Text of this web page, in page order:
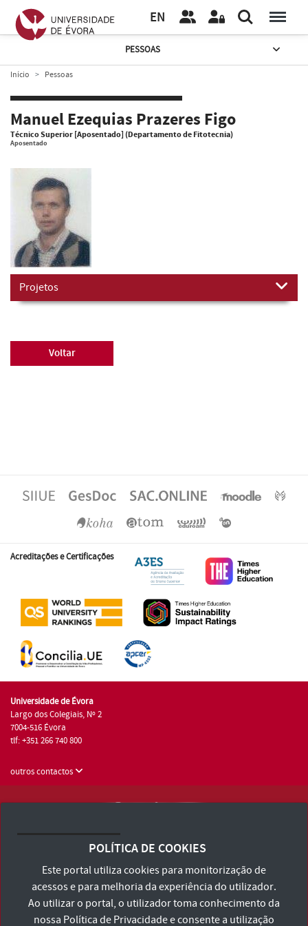
EN
PESSOAS
Início Pessoas
Manuel Ezequias Prazeres Figo
Técnico Superior [Aposentado] (Departamento de Fitotecnia)
Aposentado
Projetos
Voltar
Acreditações e Certificações
Universidade de Évora
Largo dos Colegiais, Nº 2
7004-516 Évora
tlf: +351 266 740 800
outros contactos
Consulte os Termos e Condições e Política de Privacidade
Declaração de Acessibilidade
POLÍTICA DE COOKIES
Este portal utiliza cookies para monitorização de
acessos e para melhoria da experiência do utilizador.
Ao utilizar o portal, o utilizador toma conhecimento da
nossa Política de Privacidadee consente a utilização